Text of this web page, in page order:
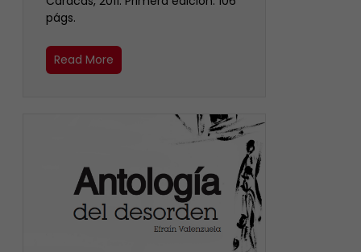
págs.
Read More